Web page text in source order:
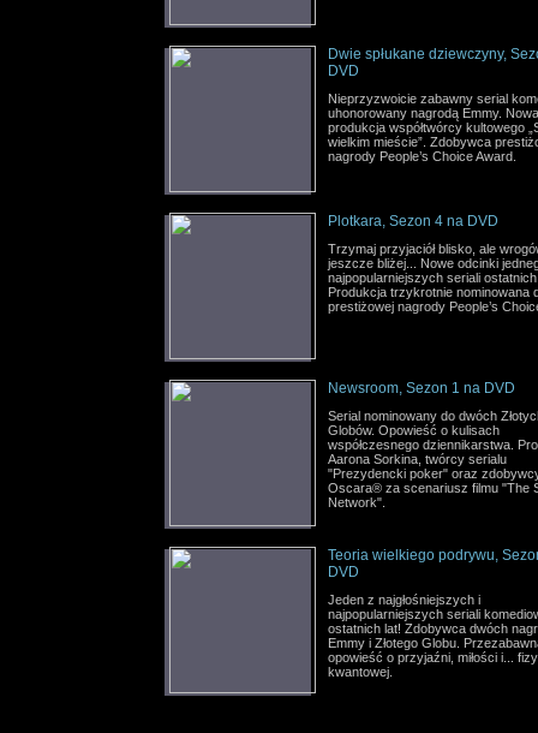
Dwie spłukane dziewczyny,
DVD
Nieprzyzwoicie zabawny serial
uhonorowany nagrodą Emmy. Nowa
produkcja współtwórcy kultowego
wielkim mieście”. Zdobywca
nagrody People’s Choice Award.
Plotkara, Sezon 4 na DVD
Trzymaj przyjaciół blisko, ale
jeszcze bliżej... Nowe odcinki
najpopularniejszych seriali
Produkcja trzykrotnie nominowana
prestiżowej nagrody People’s
Newsroom, Sezon 1 na DVD
Serial nominowany do dwóch
Globów. Opowieść o kulisach
współczesnego dziennikarstwa.
Aarona Sorkina, twórcy serialu
"Prezydencki poker" oraz
Oscara® za scenariusz filmu "The
Network".
Teoria wielkiego podrywu,
DVD
Jeden z najgłośniejszych i
najpopularniejszych seriali
ostatnich lat! Zdobywca dwóch
Emmy i Złotego Globu.
opowieść o przyjaźni, miłości i...
kwantowej.